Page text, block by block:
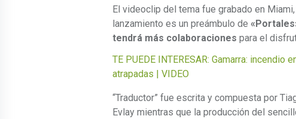
El videoclip del tema fue grabado en
lanzamiento es un preámbulo de
tendrá más colaboraciones para el
TE PUEDE INTERESAR: Gamarra:
atrapadas | VIDEO
“Traductor” fue escrita y compuesta por
Evlay mientras que la producción del